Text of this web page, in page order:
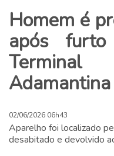
Homem é
após
Terminal
Adamantina
02/06/2026 06h43
Aparelho foi localizado
desabitado e devolvido